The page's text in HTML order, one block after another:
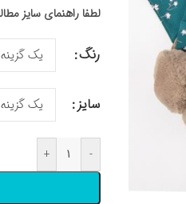
لطفا راهنمای سایز
رنگ
سایز
-
+